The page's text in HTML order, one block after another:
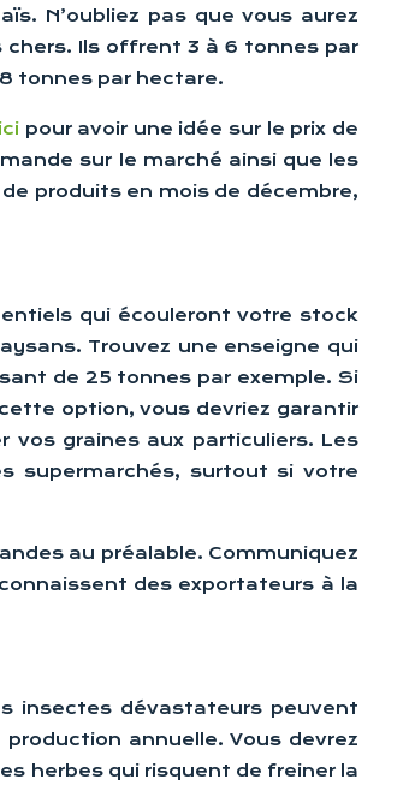
N’oubliez pas que vous aurez
Ils offrent 3 à 6 tonnes par
tonnes par hectare.
pour avoir une idée sur le prix de
sur le marché ainsi que les
produits en mois de décembre,
qui écouleront votre stock
Trouvez une enseigne qui
de 25 tonnes par exemple. Si
option, vous devriez garantir
vos graines aux particuliers. Les
supermarchés, surtout si votre
au préalable. Communiquez
des exportateurs à la
insectes dévastateurs peuvent
annuelle. Vous devrez
herbes qui risquent de freiner la